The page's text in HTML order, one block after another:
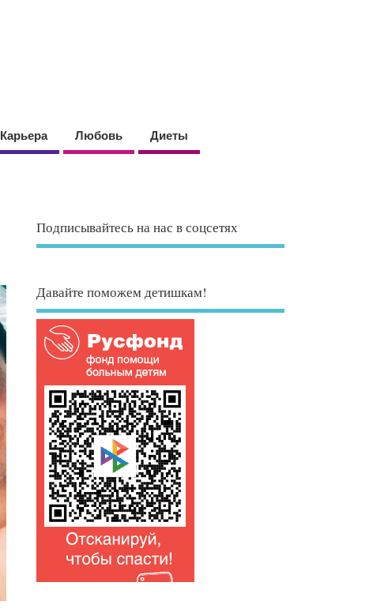
Карьера Любовь Диеты
Подписывайтесь на нас в соцсетях
Давайте поможем детишкам!